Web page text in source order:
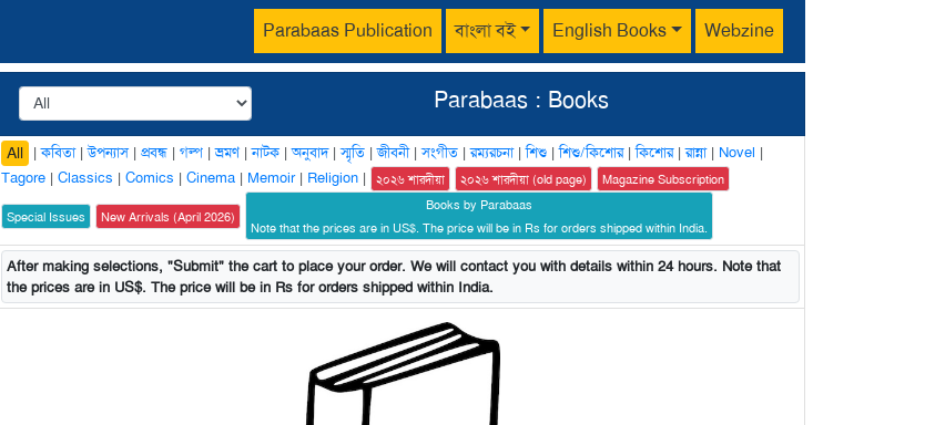
Parabaas Publication বাংলা বই English Books Webzine
Parabaas : Books
All |কবিতা|উপন্যাস| প্রবন্ধ | গল্প |ভ্রমণ|নাটক |অনুবাদ|স্মৃতি |জীবনী|সংগীত |রম্যরচনা|শিশু |শিশু/কিশোর|কিশোর|রান্না| Novel |
Tagore | Classics | Comics | Cinema | Memoir| Religion | ২০২৬ শারদীয়া ২০২৬ শারদীয়া (old page) Magazine Subscription
Special Issues New Arrivals (April 2026)
Books by Parabaas
Note that the prices are in US$. The price will be in Rs for orders shipped within India.
After making selections, "Submit" the cart to place your order. We will contact you with details within 24 hours. Note that
the prices are in US$. The price will be in Rs for orders shipped within India.